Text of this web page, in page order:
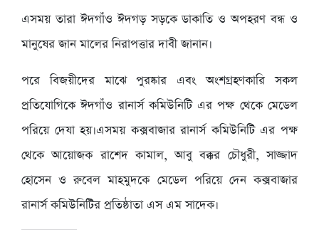
এসময় তারা ঈদগাঁও ঈদগড় সড়কে ডাকাতি ও অপহরণ বন্ধ ও
মানুষের জান মালের নিরাপত্তার দাবী জানান।
পরে বিজয়ীদের মাঝে পুরষ্কার এবং অংশগ্রহণকারি সকল
প্রতিযোগিকে ঈদগাঁও রানার্স কমিউনিটি এর পক্ষ থেকে মেডেল
পরিয়ে দেযা হয়।এসময় কক্সবাজার রানার্স কমিউনিটি এর পক্ষ
থেকে আয়োজক রাশেদ কামাল, আবু বক্কর চৌধুরী, সাজ্জাদ
হোসেন ও রুবেল মাহমুদকে মেডেল পরিয়ে দেন কক্সবাজার
রানার্স কমিউনিটির প্রতিষ্ঠাতা এস এম সাদেক।